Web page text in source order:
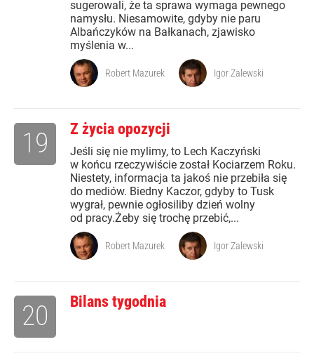
sugerowali, że ta sprawa wymaga pewnego
namysłu. Niesamowite, gdyby nie paru
Albańczyków na Bałkanach, zjawisko
myślenia w...
Robert Mazurek Igor Zalewski
Z życia opozycji
Jeśli się nie mylimy, to Lech Kaczyński
w końcu rzeczywiście został Kociarzem Roku.
Niestety, informacja ta jakoś nie przebiła się
do mediów. Biedny Kaczor, gdyby to Tusk
wygrał, pewnie ogłosiliby dzień wolny
od pracy.Żeby się trochę przebić,...
19
Robert Mazurek Igor Zalewski
Bilans tygodnia
20